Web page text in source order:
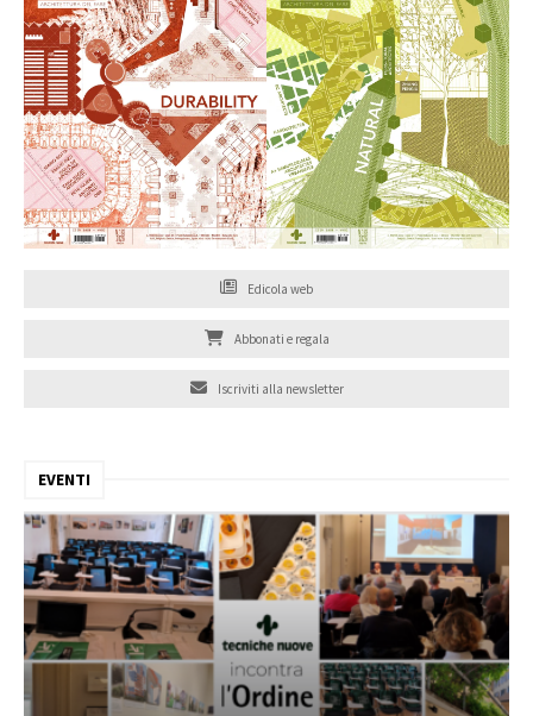
Edicola web
Abbonati e regala
Iscriviti alla newsletter
EVENTI